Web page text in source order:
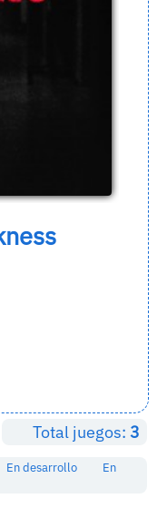
Total juegos: 3
En desarrollo
En